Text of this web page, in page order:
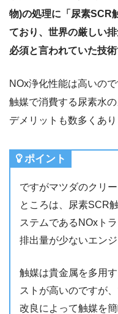
物)の処理に「尿素SCR
ており、世界の厳しい
必須と言われていた技術
NOx浄化性能は高いの
触媒で消費する尿素水
デメリットも数多くあり
ポイント
ですがマツダのクリ
ところは、尿素SCR
ステムであるNOxト
排出量が少ないエン
触媒は貴金属を多用
ストが高いのですが
改良によって触媒を